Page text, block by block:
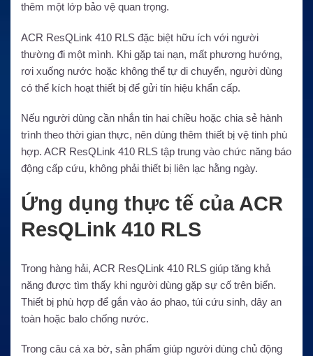
thêm một lớp bảo vệ quan trọng.
ACR ResQLink 410 RLS đặc biệt hữu ích với người
thường đi một mình. Khi gặp tai nạn, mất phương hướng,
rơi xuống nước hoặc không thể tự di chuyển, người dùng
có thể kích hoạt thiết bị để gửi tín hiệu khẩn cấp.
Nếu người dùng cần nhắn tin hai chiều hoặc chia sẻ hành
trình theo thời gian thực, nên dùng thêm thiết bị vệ tinh phù
hợp. ACR ResQLink 410 RLS tập trung vào chức năng báo
động cấp cứu, không phải thiết bị liên lạc hằng ngày.
Ứng dụng thực tế của ACR
ResQLink 410 RLS
Trong hàng hải, ACR ResQLink 410 RLS giúp tăng khả
năng được tìm thấy khi người dùng gặp sự cố trên biển.
Thiết bị phù hợp để gắn vào áo phao, túi cứu sinh, dây an
toàn hoặc balo chống nước.
Trong câu cá xa bờ, sản phẩm giúp người dùng chủ động